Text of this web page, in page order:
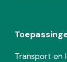
Transport en